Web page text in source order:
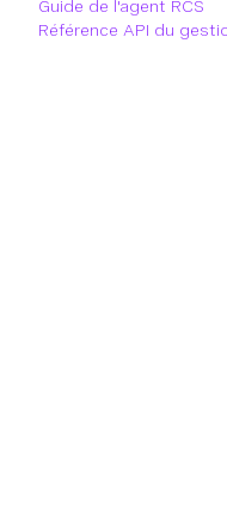
Guide de l'agent RCS
Référence API du